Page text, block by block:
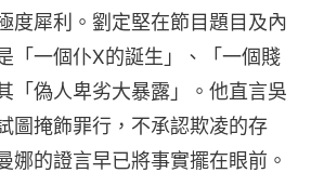
度犀利。劉定堅在節目題目及內
「一個仆X的誕生」、「一個賤
「偽人卑劣大暴露」。他直言吳
圖掩飾罪行，不承認欺凌的存
娜的證言早已將事實擺在眼前。